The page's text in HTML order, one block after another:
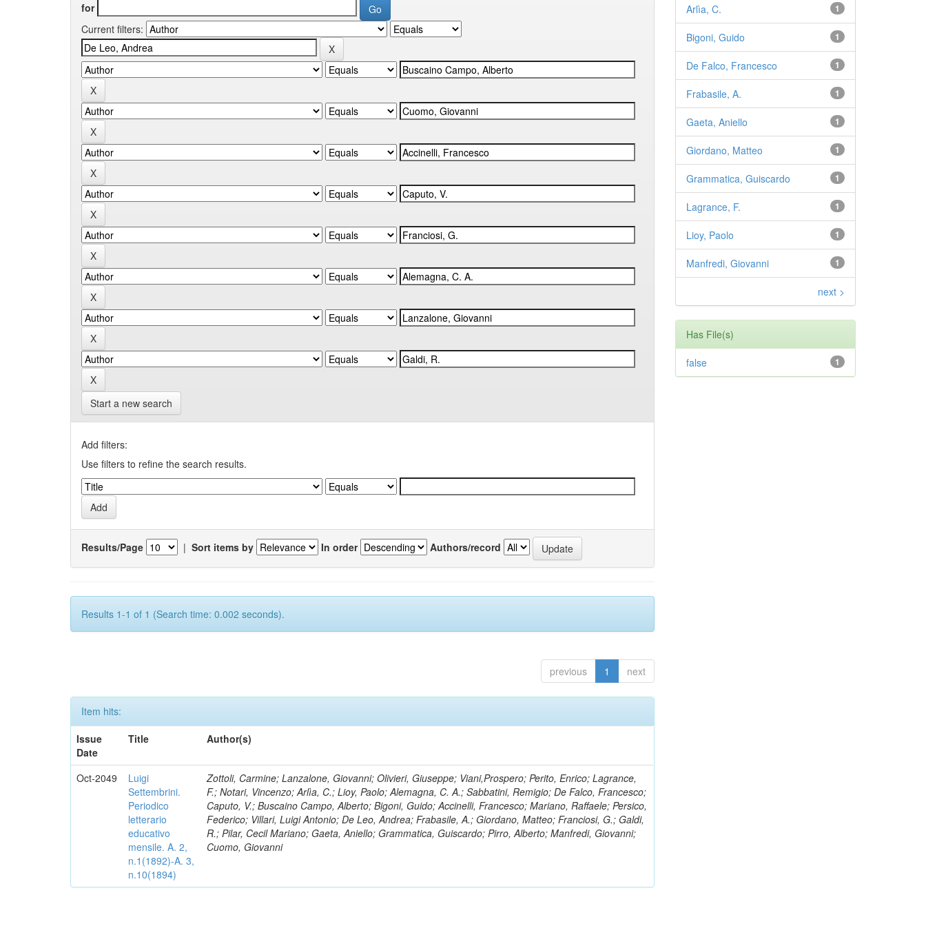
for
Current filters:
Start a new search
Add filters:
Use filters to refine the search results.
Results/Page | Sort items by In order Authors/record
Results 1-1 of 1 (Search time: 0.002 seconds).
previous 1 next
Item hits:
Issue
Date
Title Author(s)
Oct-2049
Luigi
Settembrini.
Periodico
letterario
educativo
mensile. A. 2,
n.1(1892)-A. 3,
n.10(1894)
Zottoli, Carmine; Lanzalone, Giovanni; Olivieri, Giuseppe; Viani,Prospero; Perito, Enrico; Lagrance,
F.; Notari, Vincenzo; Arlìa, C.; Lioy, Paolo; Alemagna, C. A.; Sabbatini, Remigio; De Falco, Francesco;
Caputo, V.; Buscaino Campo, Alberto; Bigoni, Guido; Accinelli, Francesco; Mariano, Raffaele; Persico,
Federico; Villari, Luigi Antonio; De Leo, Andrea; Frabasile, A.; Giordano, Matteo; Franciosi, G.; Galdi,
R.; Pilar, Cecil Mariano; Gaeta, Aniello; Grammatica, Guiscardo; Pirro, Alberto; Manfredi, Giovanni;
Cuomo, Giovanni
1
Arlìa, C.
1
Bigoni, Guido
1
De Falco, Francesco
1
Frabasile, A.
1
Gaeta, Aniello
1
Giordano, Matteo
1
Grammatica, Guiscardo
1
Lagrance, F.
1
Lioy, Paolo
1
Manfredi, Giovanni
next >
Has File(s)
1
false